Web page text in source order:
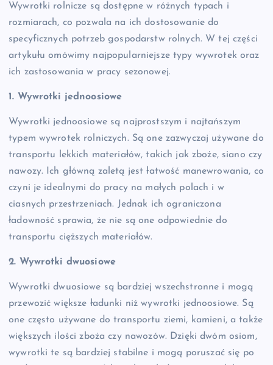
Wywrotki rolnicze są dostępne w różnych typach i
rozmiarach, co pozwala na ich dostosowanie do
specyficznych potrzeb gospodarstw rolnych. W tej części
artykułu omówimy najpopularniejsze typy wywrotek oraz
ich zastosowania w pracy sezonowej.
1. Wywrotki jednoosiowe
Wywrotki jednoosiowe są najprostszym i najtańszym
typem wywrotek rolniczych. Są one zazwyczaj używane do
transportu lekkich materiałów, takich jak zboże, siano czy
nawozy. Ich główną zaletą jest łatwość manewrowania, co
czyni je idealnymi do pracy na małych polach i w
ciasnych przestrzeniach. Jednak ich ograniczona
ładowność sprawia, że nie są one odpowiednie do
transportu cięższych materiałów.
2. Wywrotki dwuosiowe
Wywrotki dwuosiowe są bardziej wszechstronne i mogą
przewozić większe ładunki niż wywrotki jednoosiowe. Są
one często używane do transportu ziemi, kamieni, a także
większych ilości zboża czy nawozów. Dzięki dwóm osiom,
wywrotki te są bardziej stabilne i mogą poruszać się po